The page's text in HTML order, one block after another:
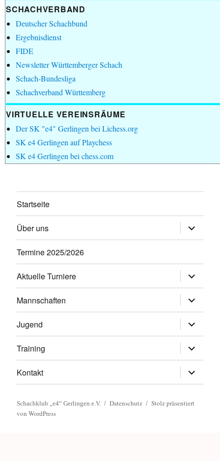
SCHACHVERBAND
Deutscher Schachbund
Ergebnisdienst
FIDE
Newsletter Württemberger Schach
Schach-Bundesliga
Schachverband Württemberg
VIRTUELLE VEREINSRÄUME
Der SK "e4" Gerlingen bei Lichess.org
SK e4 Gerlingen auf Playchess
SK e4 Gerlingen bei chess.com
Startseite
Über uns
öffnen
Termine 2025/2026
Aktuelle Turniere
öffnen
Mannschaften
öffnen
Jugend
öffnen
Training
öffnen
Kontakt
öffnen
Schachklub „e4“ Gerlingen e.V. Datenschutz
Stolz präsentiert
von WordPress